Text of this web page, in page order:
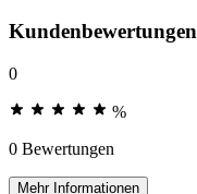
Kundenbewertungen
0
%
0 Bewertungen
Mehr Informationen